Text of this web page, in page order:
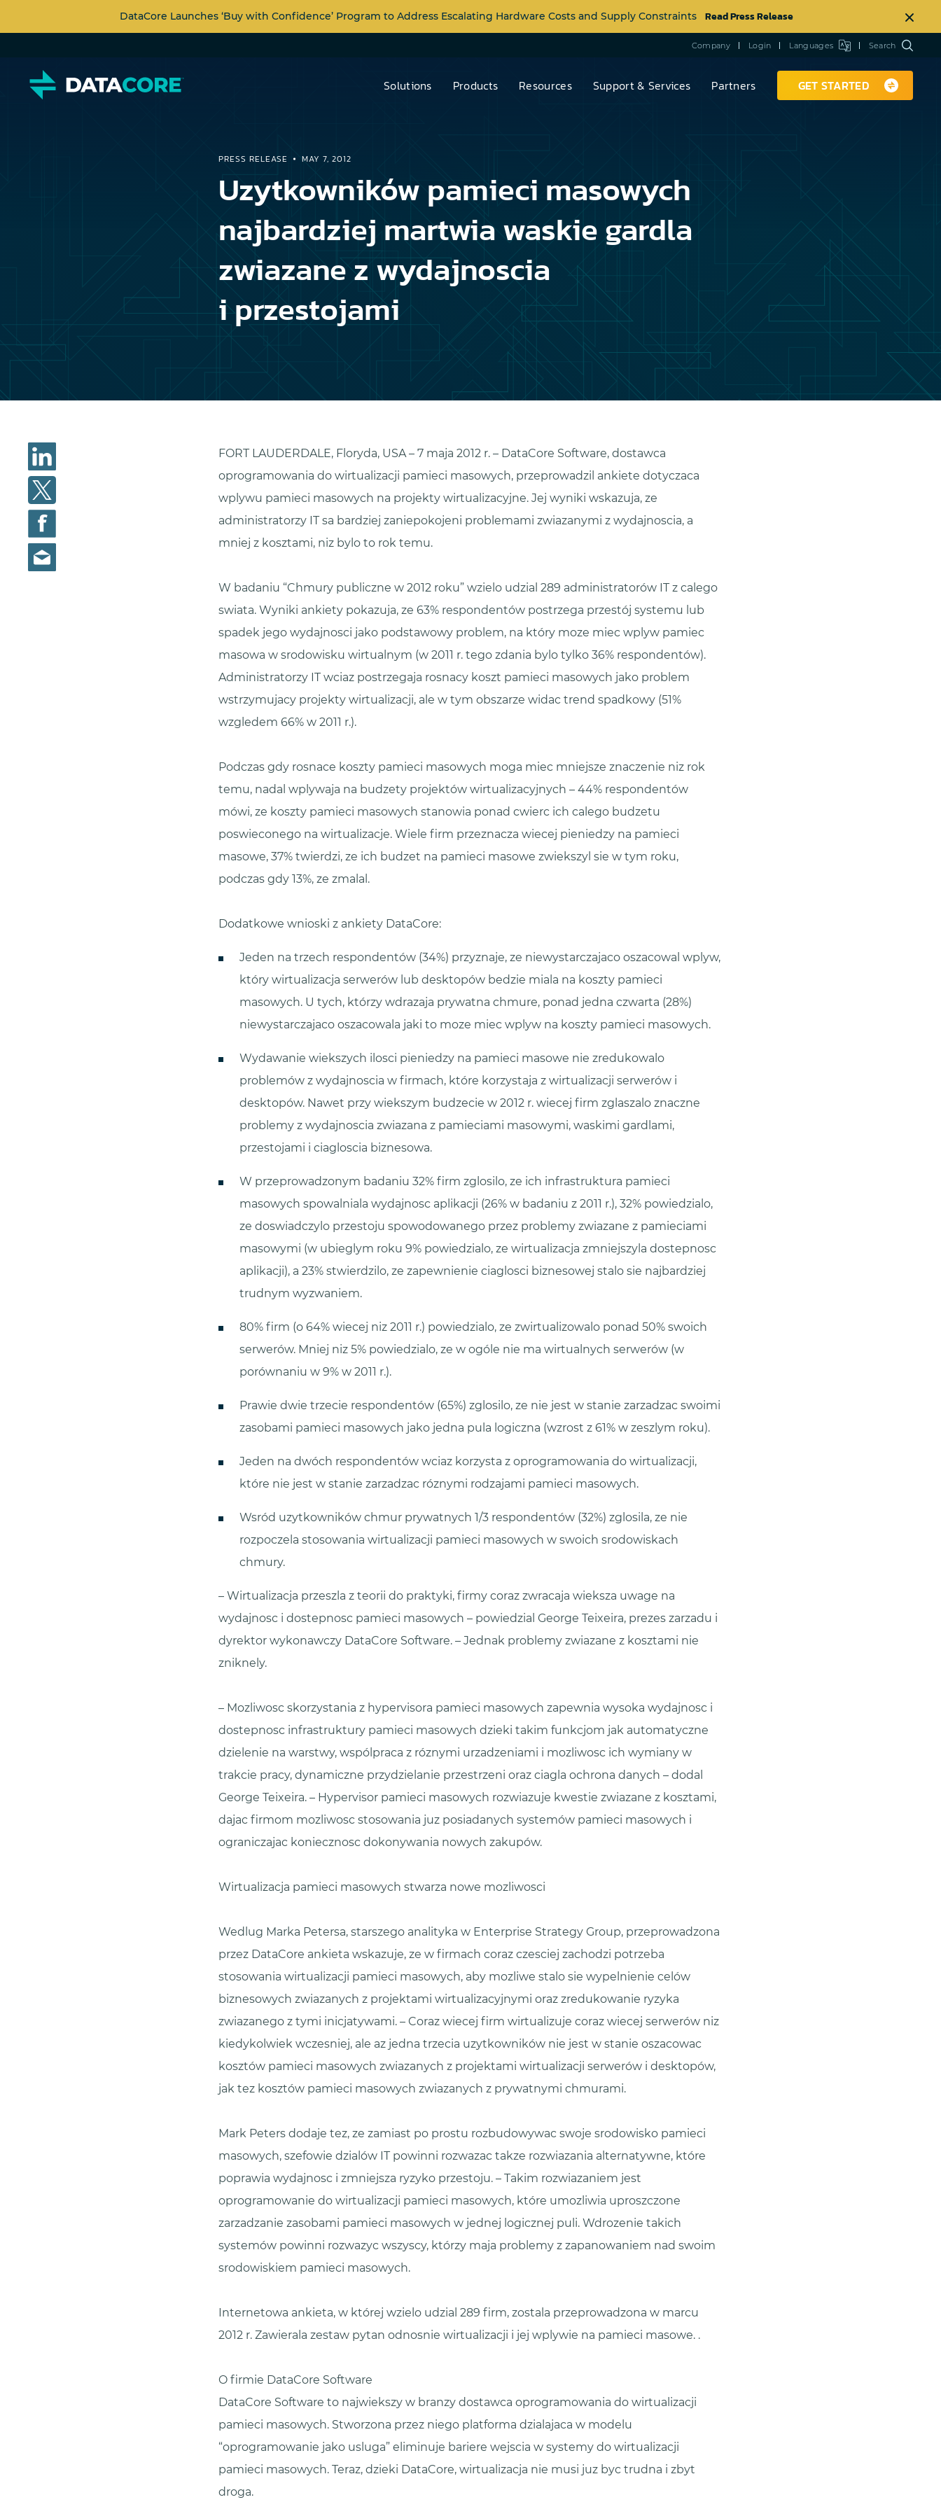
DataCore Launches ‘Buy with Confidence’ Program to Address Escalating Hardware Costs and Supply Constraints Read Press Release
Company Login Languages Search
Solutions Products Resources Support & Services Partners GET STARTED
PRESS RELEASE MAY 7, 2012
Uzytkowników pamieci masowych
najbardziej martwia waskie gardla
zwiazane z wydajnoscia
i przestojami
FORT LAUDERDALE, Floryda, USA – 7 maja 2012 r. – DataCore Software, dostawca
oprogramowania do wirtualizacji pamieci masowych, przeprowadzil ankiete dotyczaca
wplywu pamieci masowych na projekty wirtualizacyjne. Jej wyniki wskazuja, ze
administratorzy IT sa bardziej zaniepokojeni problemami zwiazanymi z wydajnoscia, a
mniej z kosztami, niz bylo to rok temu.
W badaniu “Chmury publiczne w 2012 roku” wzielo udzial 289 administratorów IT z calego
swiata. Wyniki ankiety pokazuja, ze 63% respondentów postrzega przestój systemu lub
spadek jego wydajnosci jako podstawowy problem, na który moze miec wplyw pamiec
masowa w srodowisku wirtualnym (w 2011 r. tego zdania bylo tylko 36% respondentów).
Administratorzy IT wciaz postrzegaja rosnacy koszt pamieci masowych jako problem
wstrzymujacy projekty wirtualizacji, ale w tym obszarze widac trend spadkowy (51%
wzgledem 66% w 2011 r.).
Podczas gdy rosnace koszty pamieci masowych moga miec mniejsze znaczenie niz rok
temu, nadal wplywaja na budzety projektów wirtualizacyjnych – 44% respondentów
mówi, ze koszty pamieci masowych stanowia ponad cwierc ich calego budzetu
poswieconego na wirtualizacje. Wiele firm przeznacza wiecej pieniedzy na pamieci
masowe, 37% twierdzi, ze ich budzet na pamieci masowe zwiekszyl sie w tym roku,
podczas gdy 13%, ze zmalal.
Dodatkowe wnioski z ankiety DataCore:
Jeden na trzech respondentów (34%) przyznaje, ze niewystarczajaco oszacowal wplyw,
który wirtualizacja serwerów lub desktopów bedzie miala na koszty pamieci
masowych. U tych, którzy wdrazaja prywatna chmure, ponad jedna czwarta (28%)
niewystarczajaco oszacowala jaki to moze miec wplyw na koszty pamieci masowych.
Wydawanie wiekszych ilosci pieniedzy na pamieci masowe nie zredukowalo
problemów z wydajnoscia w firmach, które korzystaja z wirtualizacji serwerów i
desktopów. Nawet przy wiekszym budzecie w 2012 r. wiecej firm zglaszalo znaczne
problemy z wydajnoscia zwiazana z pamieciami masowymi, waskimi gardlami,
przestojami i ciagloscia biznesowa.
W przeprowadzonym badaniu 32% firm zglosilo, ze ich infrastruktura pamieci
masowych spowalniala wydajnosc aplikacji (26% w badaniu z 2011 r.), 32% powiedzialo,
ze doswiadczylo przestoju spowodowanego przez problemy zwiazane z pamieciami
masowymi (w ubieglym roku 9% powiedzialo, ze wirtualizacja zmniejszyla dostepnosc
aplikacji), a 23% stwierdzilo, ze zapewnienie ciaglosci biznesowej stalo sie najbardziej
trudnym wyzwaniem.
80% firm (o 64% wiecej niz 2011 r.) powiedzialo, ze zwirtualizowalo ponad 50% swoich
serwerów. Mniej niz 5% powiedzialo, ze w ogóle nie ma wirtualnych serwerów (w
porównaniu w 9% w 2011 r.).
Prawie dwie trzecie respondentów (65%) zglosilo, ze nie jest w stanie zarzadzac swoimi
zasobami pamieci masowych jako jedna pula logiczna (wzrost z 61% w zeszlym roku).
Jeden na dwóch respondentów wciaz korzysta z oprogramowania do wirtualizacji,
które nie jest w stanie zarzadzac róznymi rodzajami pamieci masowych.
Wsród uzytkowników chmur prywatnych 1/3 respondentów (32%) zglosila, ze nie
rozpoczela stosowania wirtualizacji pamieci masowych w swoich srodowiskach
chmury.
– Wirtualizacja przeszla z teorii do praktyki, firmy coraz zwracaja wieksza uwage na
wydajnosc i dostepnosc pamieci masowych – powiedzial George Teixeira, prezes zarzadu i
dyrektor wykonawczy DataCore Software. – Jednak problemy zwiazane z kosztami nie
zniknely.
– Mozliwosc skorzystania z hypervisora pamieci masowych zapewnia wysoka wydajnosc i
dostepnosc infrastruktury pamieci masowych dzieki takim funkcjom jak automatyczne
dzielenie na warstwy, wspólpraca z róznymi urzadzeniami i mozliwosc ich wymiany w
trakcie pracy, dynamiczne przydzielanie przestrzeni oraz ciagla ochrona danych – dodal
George Teixeira. – Hypervisor pamieci masowych rozwiazuje kwestie zwiazane z kosztami,
dajac firmom mozliwosc stosowania juz posiadanych systemów pamieci masowych i
ograniczajac koniecznosc dokonywania nowych zakupów.
Wirtualizacja pamieci masowych stwarza nowe mozliwosci
Wedlug Marka Petersa, starszego analityka w Enterprise Strategy Group, przeprowadzona
przez DataCore ankieta wskazuje, ze w firmach coraz czesciej zachodzi potrzeba
stosowania wirtualizacji pamieci masowych, aby mozliwe stalo sie wypelnienie celów
biznesowych zwiazanych z projektami wirtualizacyjnymi oraz zredukowanie ryzyka
zwiazanego z tymi inicjatywami. – Coraz wiecej firm wirtualizuje coraz wiecej serwerów niz
kiedykolwiek wczesniej, ale az jedna trzecia uzytkowników nie jest w stanie oszacowac
kosztów pamieci masowych zwiazanych z projektami wirtualizacji serwerów i desktopów,
jak tez kosztów pamieci masowych zwiazanych z prywatnymi chmurami.
Mark Peters dodaje tez, ze zamiast po prostu rozbudowywac swoje srodowisko pamieci
masowych, szefowie dzialów IT powinni rozwazac takze rozwiazania alternatywne, które
poprawia wydajnosc i zmniejsza ryzyko przestoju. – Takim rozwiazaniem jest
oprogramowanie do wirtualizacji pamieci masowych, które umozliwia uproszczone
zarzadzanie zasobami pamieci masowych w jednej logicznej puli. Wdrozenie takich
systemów powinni rozwazyc wszyscy, którzy maja problemy z zapanowaniem nad swoim
srodowiskiem pamieci masowych.
Internetowa ankieta, w której wzielo udzial 289 firm, zostala przeprowadzona w marcu
2012 r. Zawierala zestaw pytan odnosnie wirtualizacji i jej wplywie na pamieci masowe. .
O firmie DataCore Software
DataCore Software to najwiekszy w branzy dostawca oprogramowania do wirtualizacji
pamieci masowych. Stworzona przez niego platforma dzialajaca w modelu
“oprogramowanie jako usluga” eliminuje bariere wejscia w systemy do wirtualizacji
pamieci masowych. Teraz, dzieki DataCore, wirtualizacja nie musi juz byc trudna i zbyt
droga.